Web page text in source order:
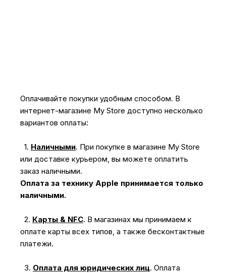
Оплачивайте покупки удобным способом. В
интернет-магазине My Store доступно несколько
вариантов оплаты:
1. Наличными. При покупке в магазине My Store
или доставке курьером, вы можете оплатить
заказ наличными.
Оплата за технику Apple принимается только
наличными.
2. Карты & NFC. В магазинах мы принимаем к
оплате карты всех типов, а также бесконтактные
платежи.
3. Оплата для юридических лиц. Оплата